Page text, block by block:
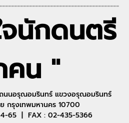
จนักดนตรี
คน "
นนอรุณอมรินทร์ แขวงอรุณอมรินทร์
กรุงเทพมหานคร 10700
65 | FAX : 02-435-5366